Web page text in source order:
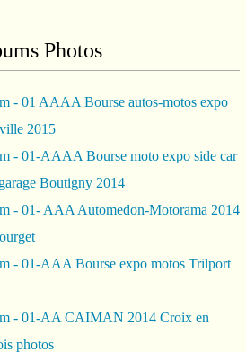
Photos
- 01 AAAA Bourse autos-motos expo
2015
- 01-AAAA Bourse moto expo side car
Boutigny 2014
- 01- AAA Automedon-Motorama 2014
- 01-AAA Bourse expo motos Trilport
- 01-AA CAIMAN 2014 Croix en
photos